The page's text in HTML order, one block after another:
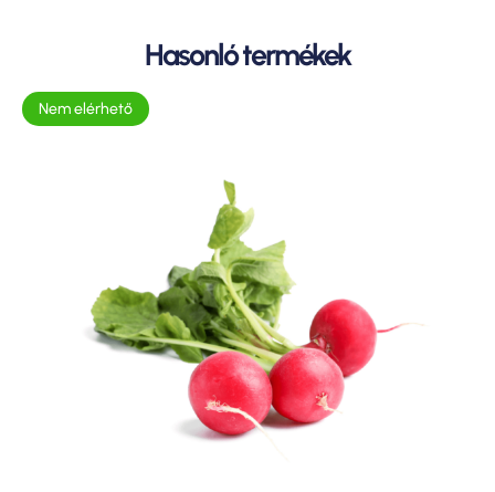
Hasonló termékek
Nem elérhető